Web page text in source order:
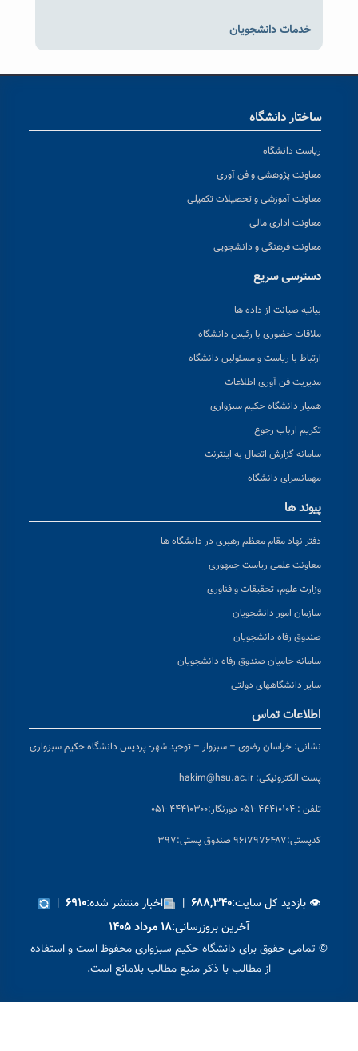
خدمات دانشجویان
ساختار دانشگاه
ریاست دانشگاه
معاونت پژوهشی و فن آوری
معاونت آموزشی و تحصیلات تکمیلی
معاونت اداری مالی
معاونت فرهنگی و دانشجویی
دسترسی سریع
بیانیه صیانت از داده ها
ملاقات حضوری با رئیس دانشگاه
ارتباط با ریاست و مسئولین دانشگاه
مدیریت فن آوری اطلاعات
همیار دانشگاه حکیم سبزواری
تکریم ارباب رجوع
سامانه گزارش اتصال به اینترنت
مهمانسرای دانشگاه
پیوند ها
دفتر نهاد مقام معظم رهبری در دانشگاه ها
معاونت علمی ریاست جمهوری
وزارت علوم، تحقیقات و فناوری
سازمان امور دانشجویان
صندوق رفاه دانشجویان
سامانه حامیان صندوق رفاه دانشجویان
سایر دانشگاههای دولتی
اطلاعات تماس
نشانی:خراسان رضوی – سبزوار – توحید شهر- پردیس دانشگاه حکیم سبزواری
پست الکترونیکی:hakim@hsu.ac.ir
تلفن : ۴۴۴۱۰۱۰۴ -۰۵۱ دورنگار:۴۴۴۱۰۳۰۰ -۰۵۱
پستی:۹۶۱۷۹۷۶۴۸۷ صندوق پستی:۳۹۷
👁 بازدید کل سایت:۶۸۸,۳۴۰| اخبار منتشر شده: ۶۹۱۰|
آخرین بروزرسانی:۱۸ مرداد ۱۴۰۵
© تمامی حقوق برای دانشگاه حکیم سبزواری محفوظ است و استفاده
از مطالب با ذکر منبع مطالب بلامانع است.